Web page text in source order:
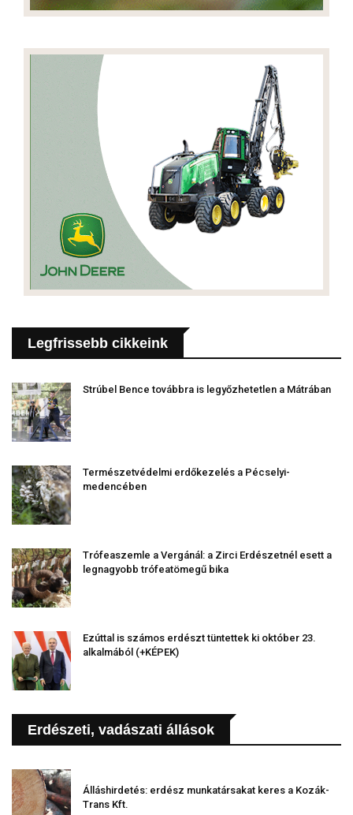
Legfrissebb cikkeink
Strúbel Bence továbbra is legyőzhetetlen a Mátrában
Természetvédelmi erdőkezelés a Pécselyi-
medencében
Trófeaszemle a Vergánál: a Zirci Erdészetnél esett a
legnagyobb trófeatömegű bika
Ezúttal is számos erdészt tüntettek ki október 23.
alkalmából (+KÉPEK)
Erdészeti, vadászati állások
Álláshirdetés: erdész munkatársakat keres a Kozák-
Trans Kft.